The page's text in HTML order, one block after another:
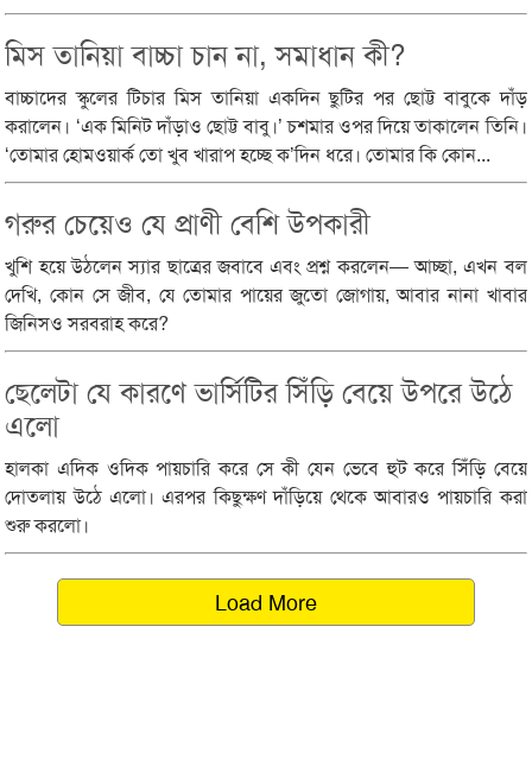
মিস তানিয়া বাচ্চা চান না, সমাধান কী?
বাচ্চাদের স্কুলের টিচার মিস তানিয়া একদিন ছুটির পর ছোট্ট বাবুকে দাঁড়
করালেন। ‘এক মিনিট দাঁড়াও ছোট্ট বাবু।’ চশমার ওপর দিয়ে তাকালেন তিনি।
‘তোমার হোমওয়ার্ক তো খুব খারাপ হচ্ছে ক’দিন ধরে। তোমার কি কোন...
গরুর চেয়েও যে প্রাণী বেশি উপকারী
খুশি হয়ে উঠলেন স্যার ছাত্রের জবাবে এবং প্রশ্ন করলেন— আচ্ছা, এখন বল
দেখি, কোন সে জীব, যে তোমার পায়ের জুতো জোগায়, আবার নানা খাবার
জিনিসও সরবরাহ করে?
ছেলেটা যে কারণে ভার্সিটির সিঁড়ি বেয়ে উপরে উঠে
এলো
হালকা এদিক ওদিক পায়চারি করে সে কী যেন ভেবে হুট করে সিঁড়ি বেয়ে
দোতলায় উঠে এলো। এরপর কিছুক্ষণ দাঁড়িয়ে থেকে আবারও পায়চারি করা
শুরু করলো।
Load More